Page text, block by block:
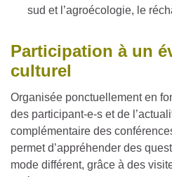
sud et l’agroécologie, le
Participation à un
culturel
Organisée ponctuellement en
des participant-e-s et de
complémentaire des
permet d’appréhender des
mode différent, grâce à des